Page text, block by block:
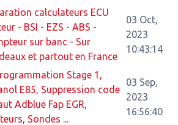
calculateurs ECU
- BSI - EZS - ABS -
sur banc - Sur
et partout en France
03 Oct,
2023
10:43:14
Stage 1,
E85, Suppression code
Adblue Fap EGR,
Sondes ...
03 Sep,
2023
16:56:40